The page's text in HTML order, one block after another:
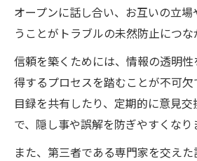
オープンに話し合い、お互いの立
うことがトラブルの未然防止につな
信頼を築くためには、情報の透明
得するプロセスを踏むことが不可
目録を共有したり、定期的に意見
で、隠し事や誤解を防ぎやすくなり
また、第三者である専門家を交え